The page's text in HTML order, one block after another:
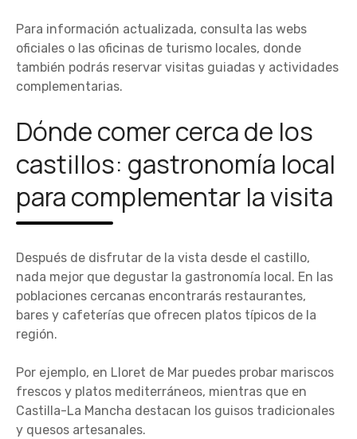
Para información actualizada, consulta las webs
oficiales o las oficinas de turismo locales, donde
también podrás reservar visitas guiadas y actividades
complementarias.
Dónde comer cerca de los
castillos: gastronomía local
para complementar la visita
Después de disfrutar de la vista desde el castillo,
nada mejor que degustar la gastronomía local. En las
poblaciones cercanas encontrarás restaurantes,
bares y cafeterías que ofrecen platos típicos de la
región.
Por ejemplo, en Lloret de Mar puedes probar mariscos
frescos y platos mediterráneos, mientras que en
Castilla-La Mancha destacan los guisos tradicionales
y quesos artesanales.